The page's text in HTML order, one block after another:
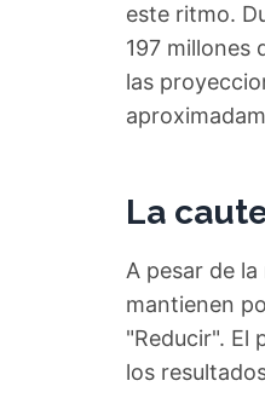
este ritmo.
197 millones
las
La
A pesar de
mantienen
"Reducir". El
los